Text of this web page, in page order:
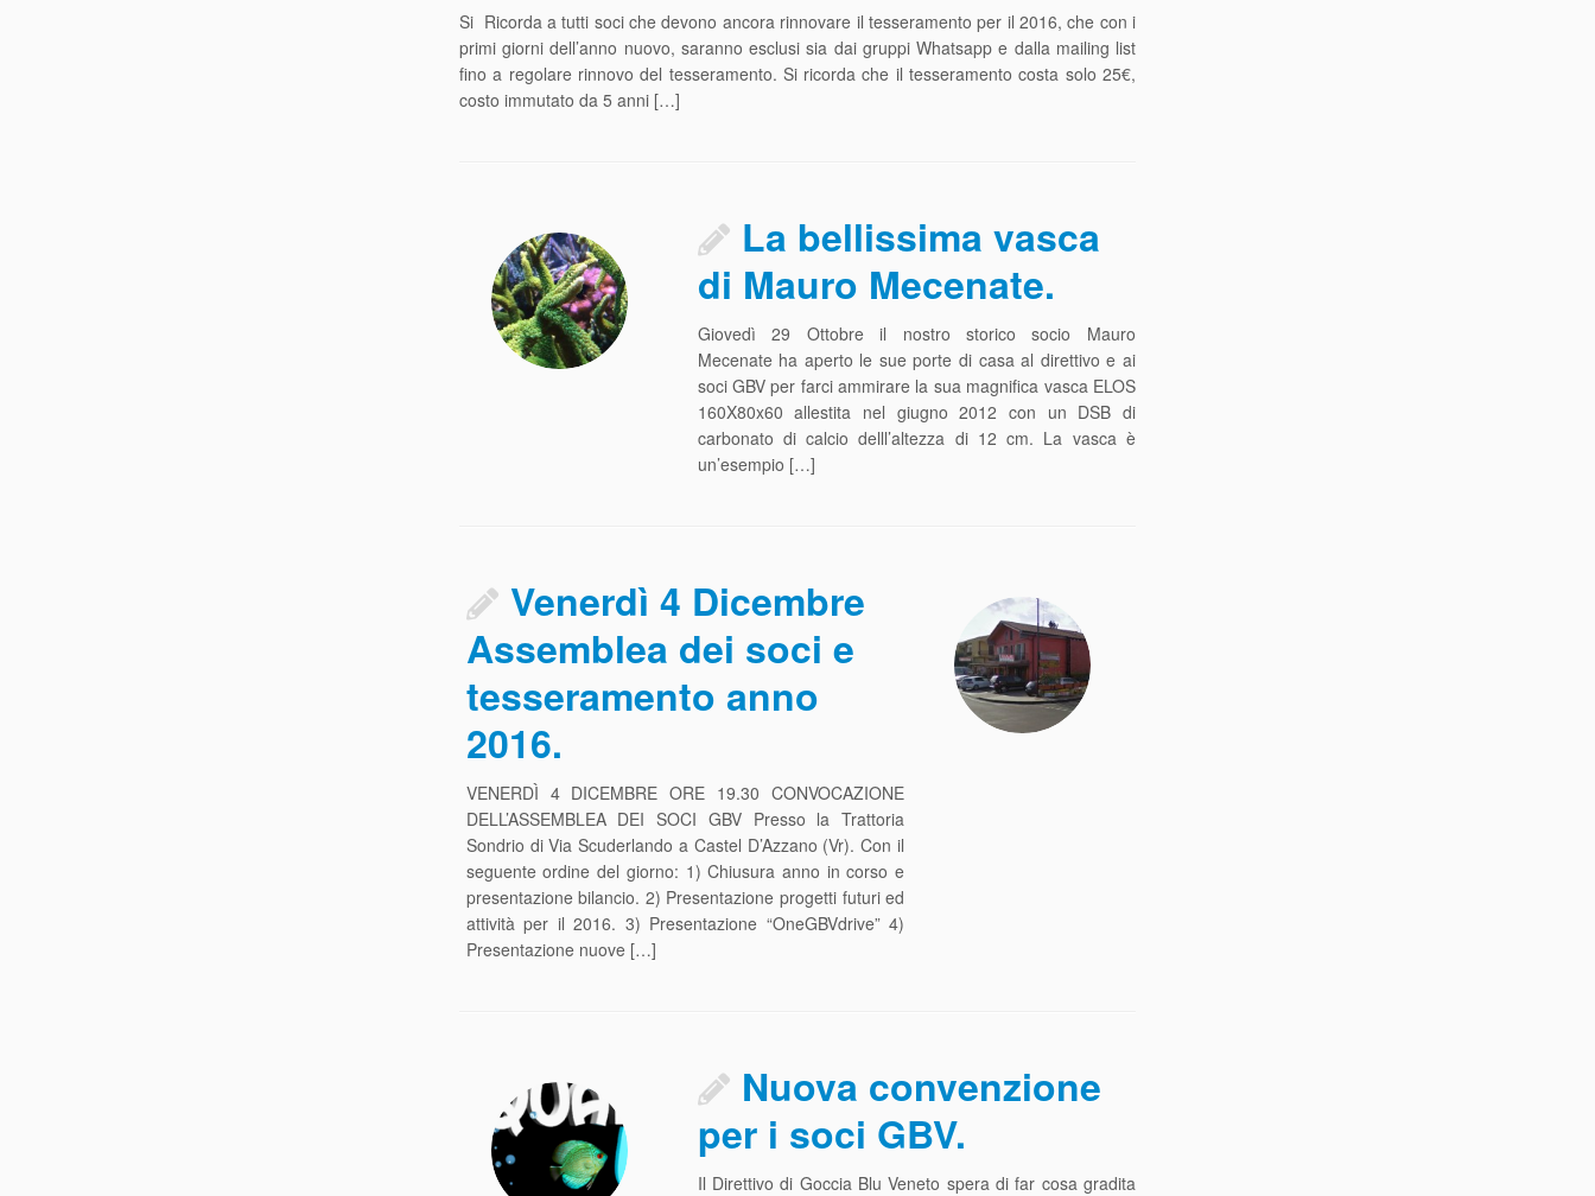
Si Ricorda a tutti soci che devono ancora rinnovare il tesseramento per il 2016, che con i
primi giorni dell’anno nuovo, saranno esclusi sia dai gruppi Whatsapp e dalla mailing list
fino a regolare rinnovo del tesseramento. Si ricorda che il tesseramento costa solo 25€,
costo immutato da 5 anni […]
La bellissima vasca
di Mauro Mecenate.
Giovedì 29 Ottobre il nostro storico socio Mauro
Mecenate ha aperto le sue porte di casa al direttivo e ai
soci GBV per farci ammirare la sua magnifica vasca ELOS
160X80x60 allestita nel giugno 2012 con un DSB di
carbonato di calcio delll’altezza di 12 cm. La vasca è
un’esempio […]
Venerdì 4 Dicembre
Assemblea dei soci e
tesseramento anno
2016.
VENERDÌ 4 DICEMBRE ORE 19.30 CONVOCAZIONE
DELL’ASSEMBLEA DEI SOCI GBV Presso la Trattoria
Sondrio di Via Scuderlando a Castel D’Azzano (Vr). Con il
seguente ordine del giorno: 1) Chiusura anno in corso e
presentazione bilancio. 2) Presentazione progetti futuri ed
attività per il 2016. 3) Presentazione “OneGBVdrive” 4)
Presentazione nuove […]
Nuova convenzione
per i soci GBV.
Il Direttivo di Goccia Blu Veneto spera di far cosa gradita